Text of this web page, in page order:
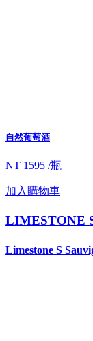
自然葡萄酒
NT 1595 /瓶
加入購物車
LIMESTONE
Limestone S